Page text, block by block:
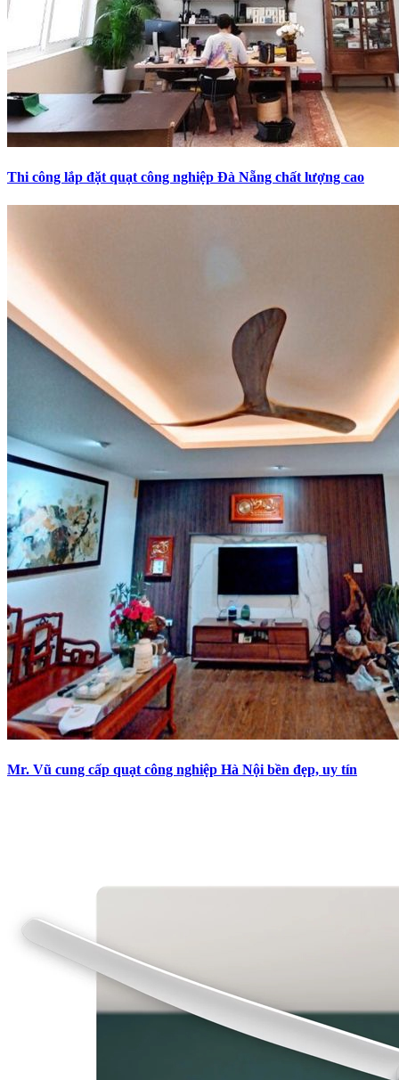
Thi công lắp đặt quạt công nghiệp Đà Nẵng chất lượng cao
Mr. Vũ cung cấp quạt công nghiệp Hà Nội bền đẹp, uy tín